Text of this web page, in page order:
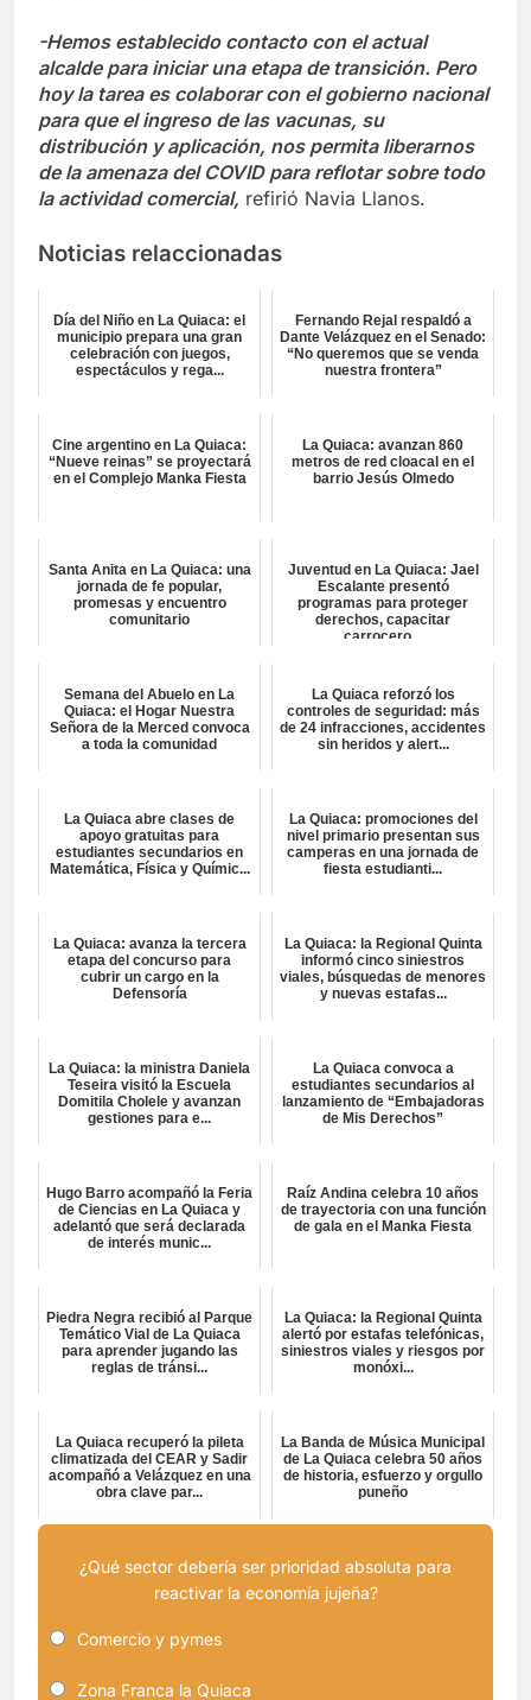
-Hemos establecido contacto con el actual
alcalde para iniciar una etapa de transición. Pero
hoy la tarea es colaborar con el gobierno nacional
para que el ingreso de las vacunas, su
distribución y aplicación, nos permita liberarnos
de la amenaza del COVID para reflotar sobre todo
la actividad comercial, refirió Navia Llanos.
Noticias relaccionadas
Día del Niño en La Quiaca: el
municipio prepara una gran
celebración con juegos,
espectáculos y rega...
Fernando Rejal respaldó a
Dante Velázquez en el Senado:
“No queremos que se venda
nuestra frontera”
Cine argentino en La Quiaca:
“Nueve reinas” se proyectará
en el Complejo Manka Fiesta
La Quiaca: avanzan 860
metros de red cloacal en el
barrio Jesús Olmedo
Santa Anita en La Quiaca: una
jornada de fe popular,
promesas y encuentro
comunitario
Juventud en La Quiaca: Jael
Escalante presentó
programas para proteger
derechos, capacitar
carrocero...
Semana del Abuelo en La
Quiaca: el Hogar Nuestra
Señora de la Merced convoca
a toda la comunidad
La Quiaca reforzó los
controles de seguridad: más
de 24 infracciones, accidentes
sin heridos y alert...
La Quiaca abre clases de
apoyo gratuitas para
estudiantes secundarios en
Matemática, Física y Químic...
La Quiaca: promociones del
nivel primario presentan sus
camperas en una jornada de
fiesta estudianti...
La Quiaca: avanza la tercera
etapa del concurso para
cubrir un cargo en la
Defensoría
La Quiaca: la Regional Quinta
informó cinco siniestros
viales, búsquedas de menores
y nuevas estafas...
La Quiaca: la ministra Daniela
Teseira visitó la Escuela
Domitila Cholele y avanzan
gestiones para e...
La Quiaca convoca a
estudiantes secundarios al
lanzamiento de “Embajadoras
de Mis Derechos”
Hugo Barro acompañó la Feria
de Ciencias en La Quiaca y
adelantó que será declarada
de interés munic...
Raíz Andina celebra 10 años
de trayectoria con una función
de gala en el Manka Fiesta
Piedra Negra recibió al Parque
Temático Vial de La Quiaca
para aprender jugando las
reglas de tránsi...
La Quiaca: la Regional Quinta
alertó por estafas telefónicas,
siniestros viales y riesgos por
monóxi...
La Quiaca recuperó la pileta
climatizada del CEAR y Sadir
acompañó a Velázquez en una
obra clave par...
La Banda de Música Municipal
de La Quiaca celebra 50 años
de historia, esfuerzo y orgullo
puneño
¿Qué sector debería ser prioridad absoluta para
reactivar la economía jujeña?
Comercio y pymes
Zona Franca la Quiaca